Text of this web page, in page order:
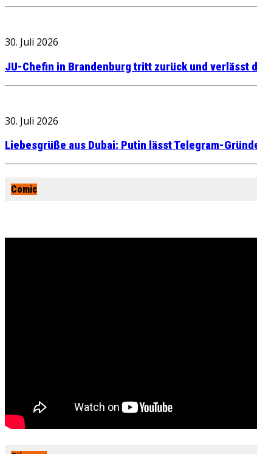
30. Juli 2026
JU-Chefin in Brandenburg tritt zurück und verlässt
30. Juli 2026
Liebesgrüße aus Dubai: Putin lässt Telegram-
Comic